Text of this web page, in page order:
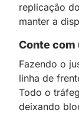
replicação
manter a
Conte
Fazendo o
linha de
Todo o
deixando